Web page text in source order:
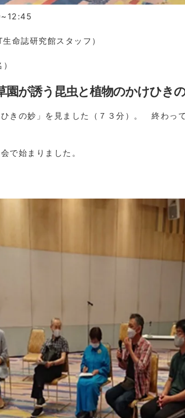
命誌研究館スタッフ）
園が誘う昆虫と植物のかけひき
きの妙」を見ました（７３分）。 終わっ
で始まりました。